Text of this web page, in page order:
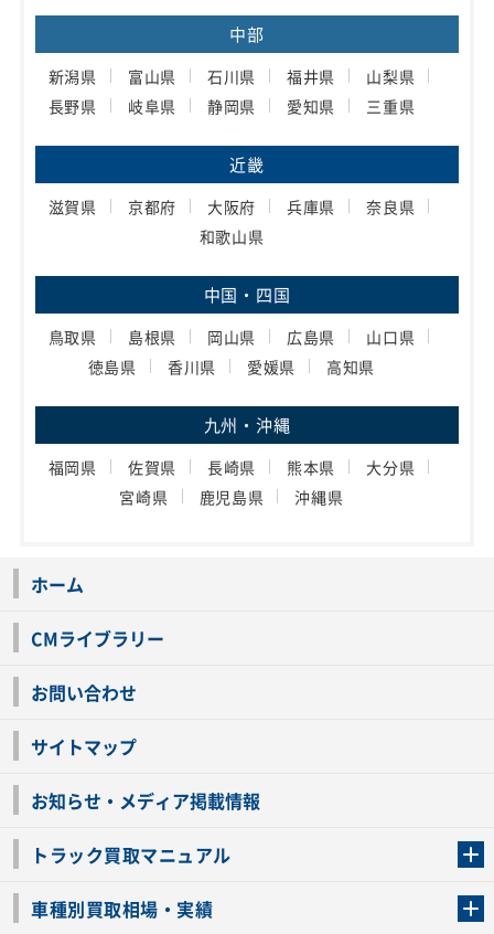
中部
新潟県 富山県 石川県 福井県
山梨県
長野県
岐阜県 静岡県 愛知県 三重県
近畿
滋賀県 京都府 大阪府 兵庫県
奈良県
和歌山県
中国・四国
鳥取県 島根県 岡山県 広島県
山口県
徳島県
香川県 愛媛県 高知県
九州・沖縄
福岡県 佐賀県 長崎県 熊本県
大分県
宮崎県
鹿児島県 沖縄県
ホーム
CMライブラリー
お問い合わせ
サイトマップ
お知らせ・メディア掲載情報
トラック買取マニュアル
車種別買取相場・実績